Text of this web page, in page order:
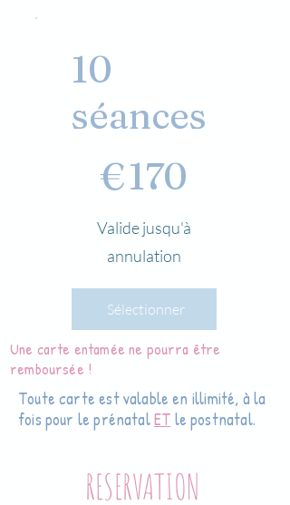
10
séances
€170
Valide jusqu'à
annulation
Sélectionner
Une carte entamée ne pourra être
remboursée !
Toute carte est valable en illimité, à la
fois pour le prénatalET le postnatal.
RESERVATION